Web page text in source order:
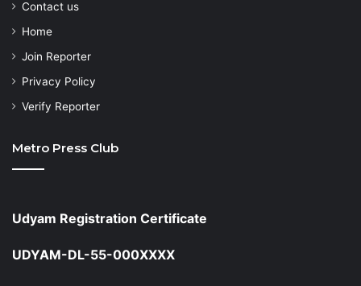
Contact us
Home
Join Reporter
Privacy Policy
Verify Reporter
Metro Press Club
Udyam Registration Certificate
UDYAM-DL-55-000XXXX